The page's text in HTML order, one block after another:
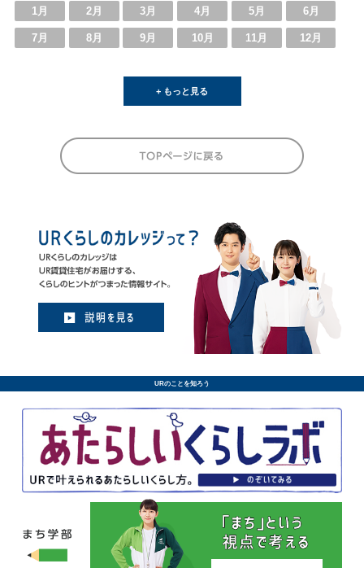
1月 2月 3月 4月 5月 6月
7月 8月 9月 10月 11月 12月
+ もっと見る
URのことを知ろう